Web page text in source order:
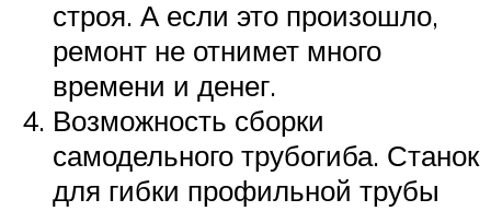
строя. А если это произошло,
ремонт не отнимет много
времени и денег.
Возможность сборки
самодельного трубогиба. Станок
для гибки профильной трубы